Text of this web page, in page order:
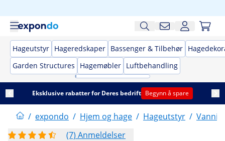
Hageutstyr Hageredskaper Bassenger & Tilbehør
Garden Structures
Hagemøbler Luftbehandling
Eksklusive rabatter for Deres bedrift Begynn å spare
/ expondo / Hjem og hage / Hageutstyr /
(7) Anmeldelser